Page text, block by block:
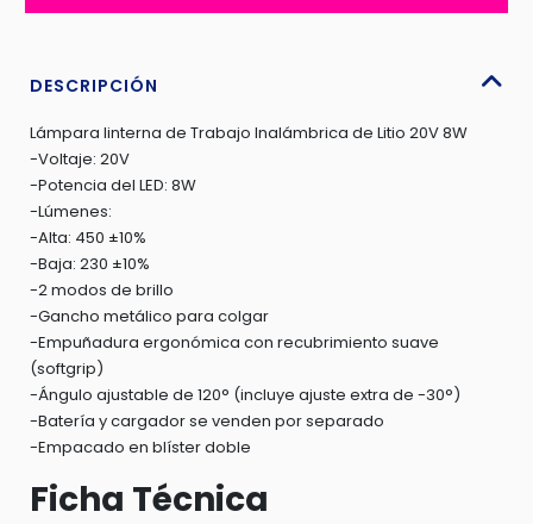
GIRO
INDUSTRIAL
TOTAL
TWLI2058
cantidad
DESCRIPCIÓN
Lámpara linterna de Trabajo Inalámbrica de Litio 20V 8W
-Voltaje: 20V
-Potencia del LED: 8W
-Lúmenes:
-Alta: 450 ±10%
-Baja: 230 ±10%
-2 modos de brillo
-Gancho metálico para colgar
-Empuñadura ergonómica con recubrimiento suave
(softgrip)
-Ángulo ajustable de 120° (incluye ajuste extra de -30°)
-Batería y cargador se venden por separado
-Empacado en blíster doble
Ficha Técnica